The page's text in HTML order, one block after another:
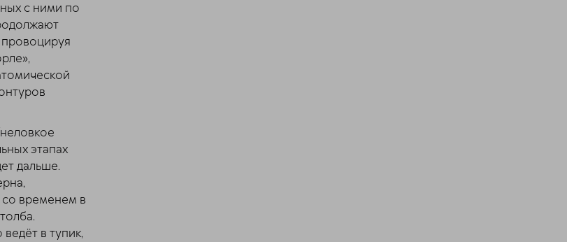
с ними по
этапах
дальше.
со временем в
в тупик,